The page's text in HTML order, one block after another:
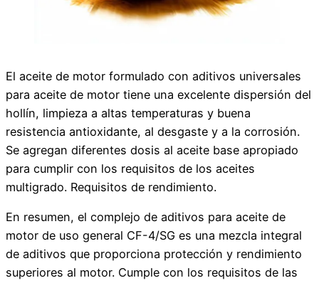
El aceite de motor formulado con aditivos universales
para aceite de motor tiene una excelente dispersión del
hollín, limpieza a altas temperaturas y buena
resistencia antioxidante, al desgaste y a la corrosión.
Se agregan diferentes dosis al aceite base apropiado
para cumplir con los requisitos de los aceites
multigrado. Requisitos de rendimiento.
En resumen, el complejo de aditivos para aceite de
motor de uso general CF-4/SG es una mezcla integral
de aditivos que proporciona protección y rendimiento
superiores al motor. Cumple con los requisitos de las